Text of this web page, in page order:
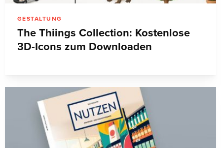
GESTALTUNG
The Thiings Collection: Kostenlose
3D-Icons zum Downloaden